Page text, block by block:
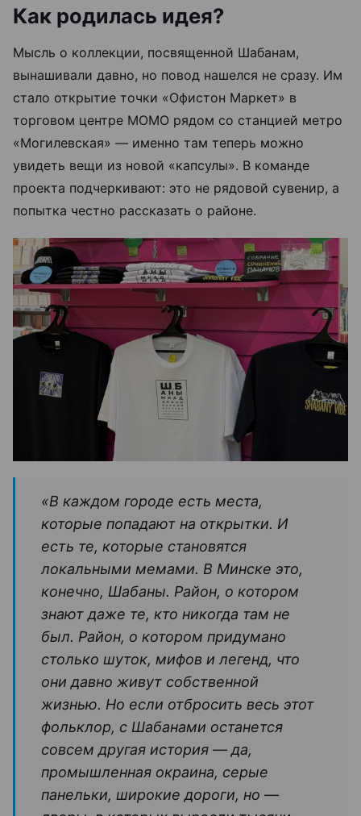
Как родилась идея?
Мысль о коллекции, посвященной Шабанам,
вынашивали давно, но повод нашелся не сразу. Им
стало открытие точки «Офистон Маркет» в
торговом центре МОМО рядом со станцией метро
«Могилевская» — именно там теперь можно
увидеть вещи из новой «капсулы». В команде
проекта подчеркивают: это не рядовой сувенир, а
попытка честно рассказать о районе.
«В каждом городе есть места,
которые попадают на открытки. И
есть те, которые становятся
локальными мемами. В Минске это,
конечно, Шабаны. Район, о котором
знают даже те, кто никогда там не
был. Район, о котором придумано
столько шуток, мифов и легенд, что
они давно живут собственной
жизнью. Но если отбросить весь этот
фольклор, с Шабанами останется
совсем другая история — да,
промышленная окраина, серые
панельки, широкие дороги, но —